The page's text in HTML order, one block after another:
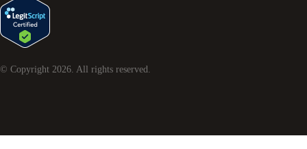
© Copyright 2026 . All rights reserved.